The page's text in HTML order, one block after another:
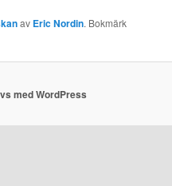
av Eric Nordin. Bokmärk
med WordPress